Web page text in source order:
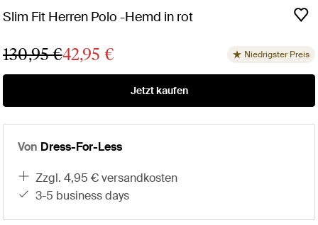
Slim Fit Herren Polo -Hemd in rot
130,95 €42,95 € Niedrigster Preis
Jetzt kaufen
Von Dress-For-Less
zzgl. 4,95 € versandkosten
3-5 business days